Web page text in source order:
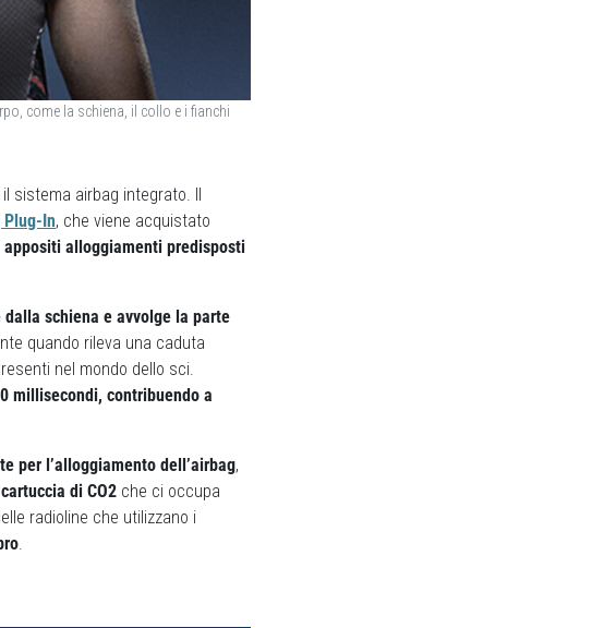
come la schiena, il collo e i fianchi
sistema airbag integrato. Il
Plug-In, che viene acquistato
alloggiamenti predisposti
schiena e avvolge la parte
quando rileva una caduta
nel mondo dello sci.
millisecondi, contribuendo a
per l’alloggiamento dell’airbag,
di CO2 che ci occupa
radioline che utilizzano i